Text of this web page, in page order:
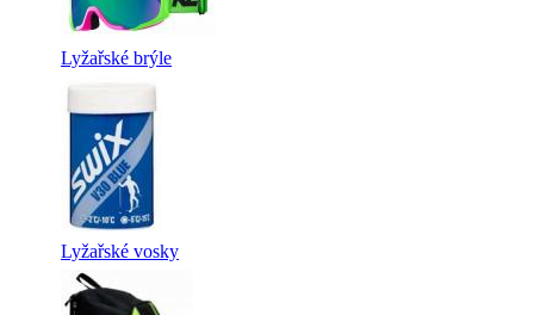
Lyžařské brýle
Lyžařské vosky